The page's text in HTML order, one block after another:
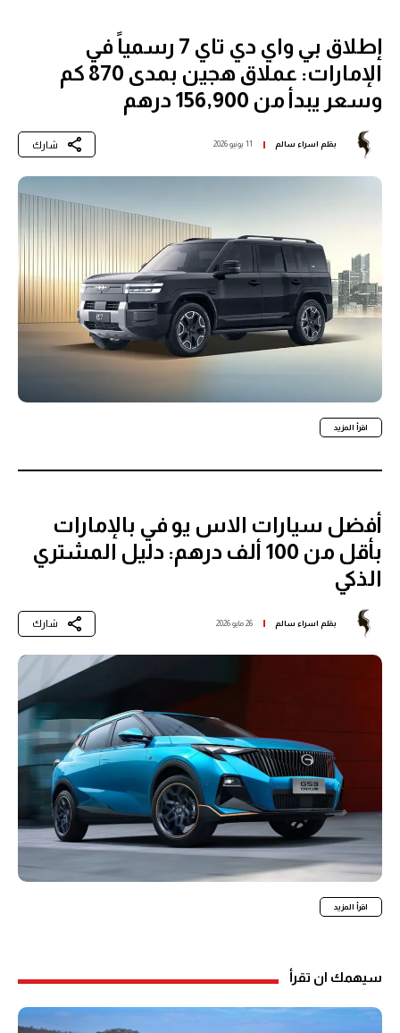
إطلاق بي واي دي تاي 7 رسمياً في
الإمارات: عملاق هجين بمدى 870 كم
وسعر يبدأ من 156,900 درهم
بقلم اسراء سالم 11 يونيو 2026 شارك
اقرأ المزيد
أفضل سيارات الاس يو في بالإمارات
بأقل من 100 ألف درهم: دليل المشتري
الذكي
بقلم اسراء سالم 26 مايو 2026 شارك
اقرأ المزيد
سيهمك ان تقرأ